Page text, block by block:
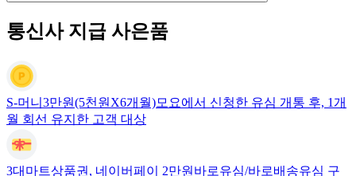
통신사 지급 사은품
S-머니3만원(5천원X6개월)모요에서 신청한 유심 개통 후, 1개
월 회선 유지한 고객 대상
3대마트상품권, 네이버페이 2만원 바로유심/바로배송유심 구